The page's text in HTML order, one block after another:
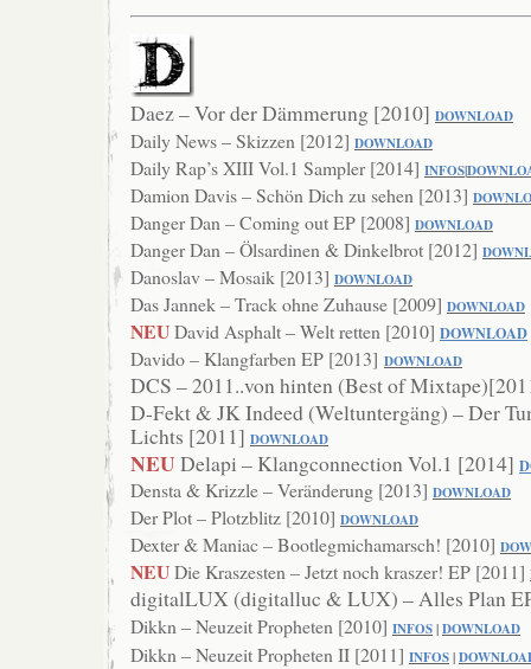
Daez – Vor der Dämmerung [2010] DOWNLOAD
Daily News – Skizzen [2012] DOWNLOAD
Daily Rap’s XIII Vol.1 Sampler [2014] INFOS|
Damion Davis – Schön Dich zu sehen [2013]
Danger Dan – Coming out EP [2008] DOWNLOAD
Danger Dan – Ölsardinen & Dinkelbrot [2012]
Danoslav – Mosaik [2013] DOWNLOAD
Das Jannek – Track ohne Zuhause [2009] DOWNLOAD
NEUDavid Asphalt – Welt retten [2010] DOWNLOAD
Davido – Klangfarben EP [2013] DOWNLOAD
DCS – 2011..von hinten (Best of
D-Fekt & JK Indeed (Weltuntergäng) – Der
Lichts [2011] DOWNLOAD
NEUDelapi – Klangconnection Vol.1 [2014]
Densta & Krizzle – Veränderung [2013] DOWNLOAD
Der Plot – Plotzblitz [2010] DOWNLOAD
Dexter & Maniac – Bootlegmichamarsch! [2010] DO
NEUDie Kraszesten – Jetzt noch kraszer! EP [2011]
digitalLUX (digitalluc & LUX) – Alles Plan
Dikkn – Neuzeit Propheten [2010] INFOS|DOWNLOAD
Dikkn – Neuzeit Propheten II [2011] INFOS|